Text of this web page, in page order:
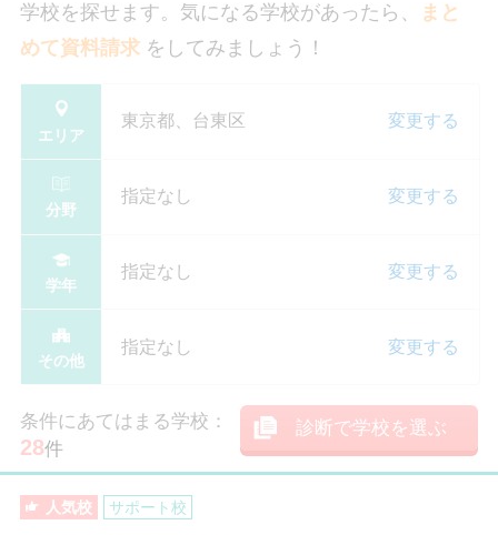
はじめての方へ
よくある質問
掲載を希望される学校様へ
学校を探せます。気になる学校があったら、
まと
めて資料請求をしてみましょう！
エリア
東京都、台東区 変更する
分野
指定なし 変更する
学年
指定なし 変更する
その他
指定なし 変更する
条件にあてはまる学校：
28件
診断で学校を選ぶ
人気校 サポート校